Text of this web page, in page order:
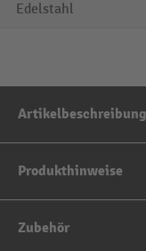
Edelstahl
Artikelbeschreibung
Produkthinweise
Zubehör